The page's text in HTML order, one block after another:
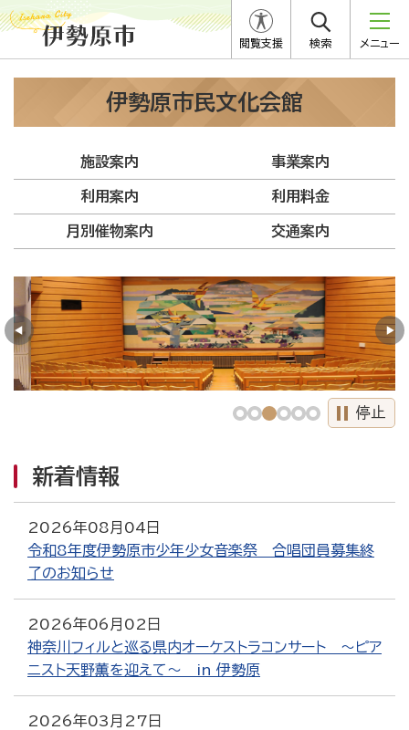
閲覧支援 検索 メニュー
伊勢原市民文化会館
施設案内 事業案内
利用案内 利用料金
月別催物案内 交通案内
停止
新着情報
2026年08月04日
令和8年度伊勢原市少年少女音楽祭 合唱団員募集終
了のお知らせ
2026年06月02日
神奈川フィルと巡る県内オーケストラコンサート ～ピア
ニスト天野薫を迎えて～ in 伊勢原
2026年03月27日